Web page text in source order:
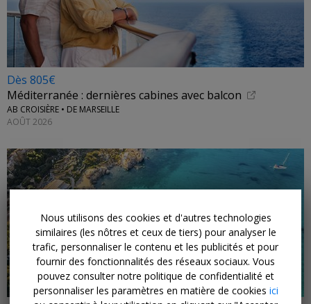
Dès 805€
Méditerranée : dernières cabines avec balcon
AB CROISIÈRE • DE MARSEILLE
AOÛT 2026
Nous utilisons des cookies et d'autres technologies
similaires (les nôtres et ceux de tiers) pour analyser le
trafic, personnaliser le contenu et les publicités et pour
fournir des fonctionnalités des réseaux sociaux. Vous
pouvez consulter notre politique de confidentialité et
personnaliser les paramètres en matière de cookies ici